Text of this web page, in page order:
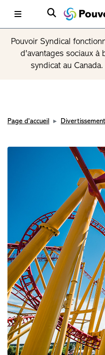
Pouvoir Syndical
d'avantages sociaux à
syndicat au Canada.
Page d'accueil Divertissement